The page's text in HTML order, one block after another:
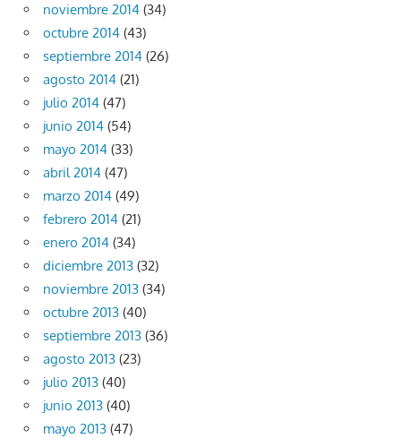
noviembre 2014 (34)
octubre 2014 (43)
septiembre 2014 (26)
agosto 2014 (21)
julio 2014 (47)
junio 2014 (54)
mayo 2014 (33)
abril 2014 (47)
marzo 2014 (49)
febrero 2014 (21)
enero 2014 (34)
diciembre 2013 (32)
noviembre 2013 (34)
octubre 2013 (40)
septiembre 2013 (36)
agosto 2013 (23)
julio 2013 (40)
junio 2013 (40)
mayo 2013 (47)